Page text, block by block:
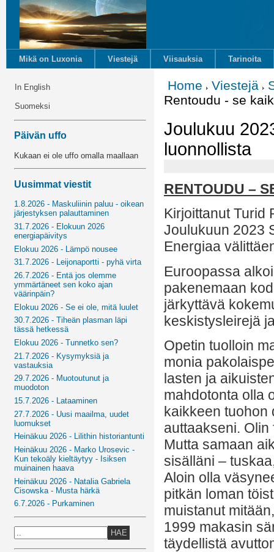
Mikä on Luxonia Viestejä Viisauksia Tarinoita
In English
Suomeksi
Päivän uffo
Kukaan ei ole uffo omalla maallaan
Uusimmat viestit
1.8.2026 - Maskuliinin paluu - oikean
järjestyksen palauttaminen
31.7.2026 - Elokuun 2026
energiapäivitys
Elokuu 2026 - Lämpö nousee
31.7.2026 - Leijonaportti - pyhä virta
26.7.2026 - Entä jos olemme
ymmärtäneet sen koko ajan
väärinpäin?
Elokuu 2026 - Se ei ole, mitä luulet
30.7.2026 - Tiheän plasman läpi
tässä hetkessä
Elokuu 2026 - Tunnetko sen?
21.7.2026 - Kysymyksiä ja
vastauksia
29.7.2026 - Muotoutunut ja
muodoton
15.7.2026 - Lataaminen
27.7.2026 - Uusi maailma, uudet
luomukset
Heinäkuu 2026 - Lilithin historiantunti
Heinäkuu 2026 - Marko Urosevic -
Kun tekoäly kieltäytyy - Isiksen
muinainen haava
Heinäkuu 2026 - Natalia Gabriela
Cisowska - Musta härkä
6.7.2026 - Purkaminen
HAE
Home Viestejä
Rentoudu - se
Joulukuu
luonnollista
RENTOUDU –
Kirjoittanut Turid
Joulukuun 2023
Energiaa
Euroopassa
pakenemaan
järkyttävä
keskistysleirejä
Opetin tuolloin
monia
lasten ja
mahdotonta olla
kaikkeen tuohon
auttaakseni.
Mutta samaan
sisälläni –
Aloin olla
pitkän loman
muistanut
1999 makasin
täydellistä